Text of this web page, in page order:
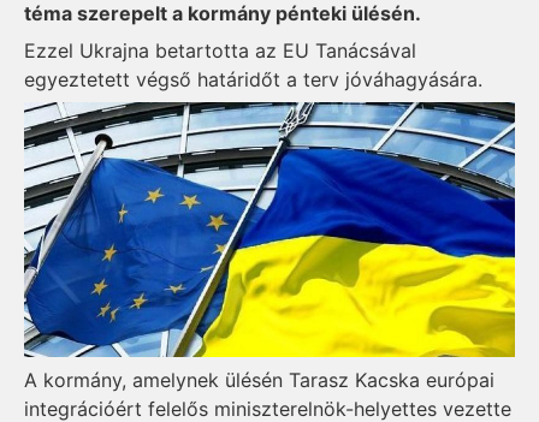
téma szerepelt a kormány pénteki ülésén.
Ezzel Ukrajna betartotta az EU Tanácsával
egyeztetett végső határidőt a terv jóváhagyására.
A kormány, amelynek ülésén Tarasz Kacska európai
integrációért felelős miniszterelnök-helyettes vezette